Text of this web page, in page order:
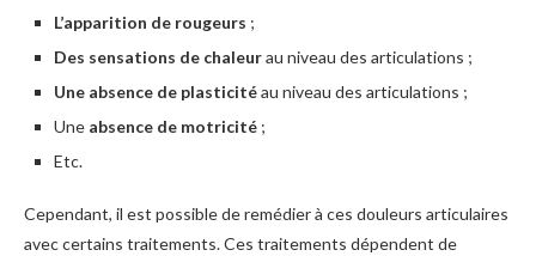
L’apparition de rougeurs ;
Des sensations de chaleurau niveau des articulations ;
Une absence de plasticitéau niveau des articulations ;
Une absence de motricité ;
Etc.
Cependant, il est possible de remédier à ces douleurs articulaires
avec certains traitements. Ces traitements dépendent de